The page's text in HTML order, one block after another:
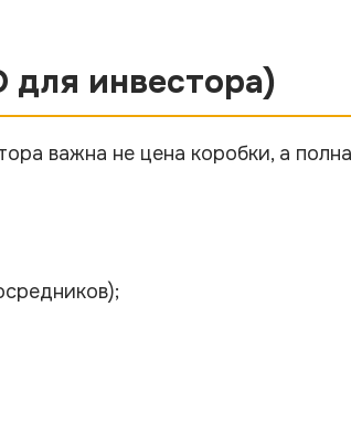
для инвестора)
важна не цена коробки, а